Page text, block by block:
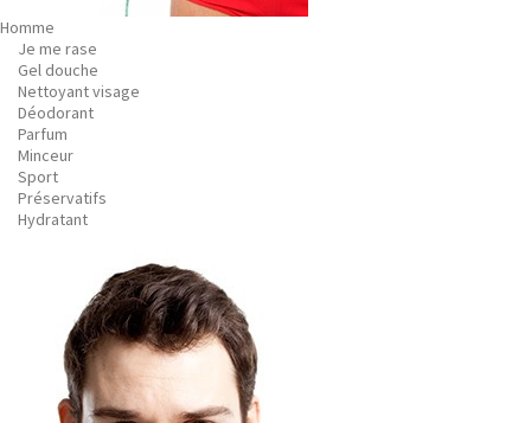
Homme
Je me rase
Gel douche
Nettoyant visage
Déodorant
Parfum
Minceur
Sport
Préservatifs
Hydratant